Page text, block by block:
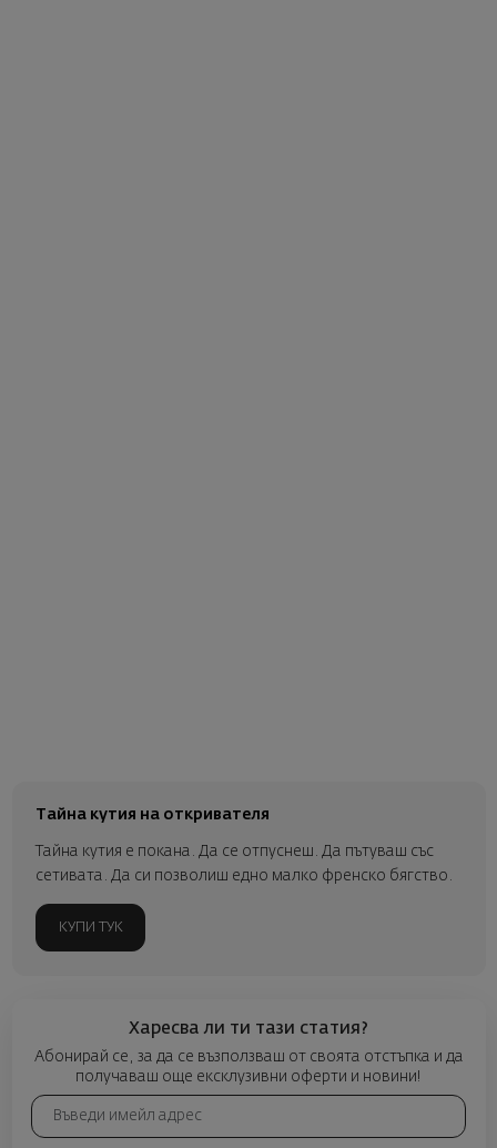
Тайна кутия на откривателя
Тайна кутия е покана. Да се отпуснеш. Да пътуваш със
сетивата. Да си позволиш едно малко френско бягство.
КУПИ ТУК
Харесва ли ти тази статия?
Абонирай се, за да се възползваш от своята отстъпка и да
получаваш още ексклузивни оферти и новини!